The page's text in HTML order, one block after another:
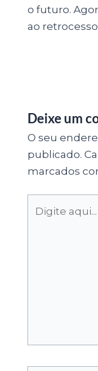
o futuro.
ao
Deixe um
O seu
publicado.
marcados
aqui...